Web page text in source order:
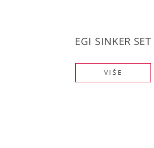
EGI SINKER SET
VIŠE